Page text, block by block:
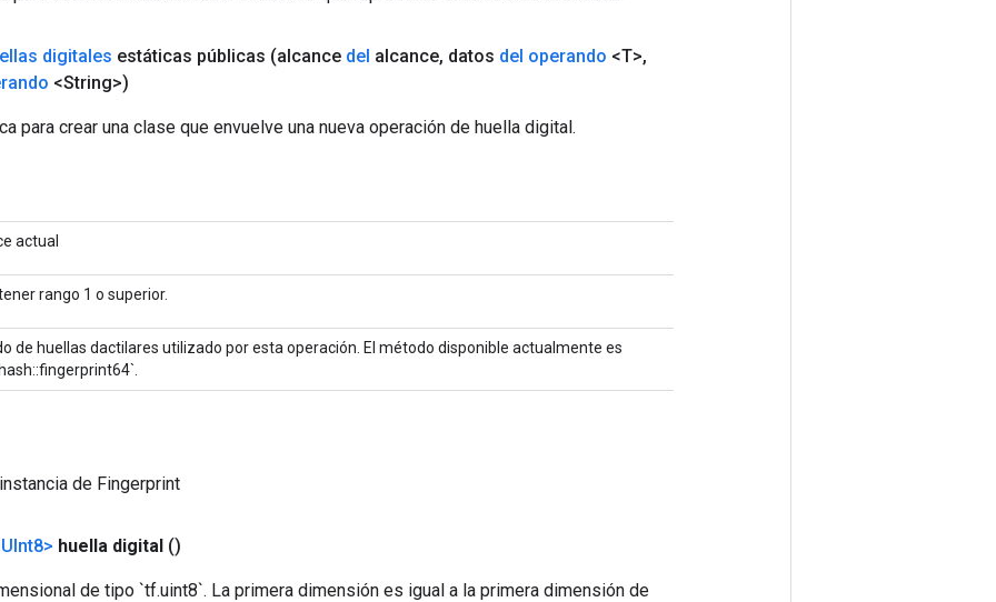
digitales estáticas públicas (alcance del alcance, datos del operando <T>,
<String>)
para crear una clase que envuelve una nueva operación de huella digital.
actual
rango 1 o superior.
de huellas dactilares utilizado por esta operación. El método disponible actualmente es
de Fingerprint
huella digital ()
de tipo `tf.uint8`. La primera dimensión es igual a la primera dimensión de